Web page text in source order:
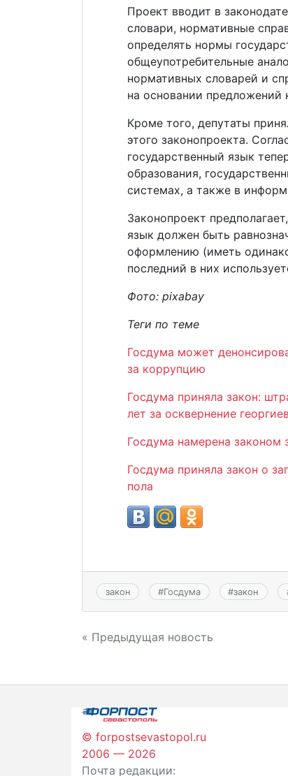
Проект вводит в
словари, нормативные
определять нормы
общеупотребительные
нормативных словарей и
на основании предложений
Кроме того, депутаты
этого законопроекта.
государственный язык
образования,
системах, а также в
Законопроект
язык должен быть
оформлению (иметь
последний в них
Фото: pixabay
Теги по теме
Госдума может
за коррупцию
Госдума приняла закон:
лет за осквернение
Госдума намерена законом
Госдума приняла закон о
пола
закон #Госдума #закон
Навигация
записям
« Предыдущая новость
© forpostsevastopol.ru
2006 — 2026
Почта редакции: